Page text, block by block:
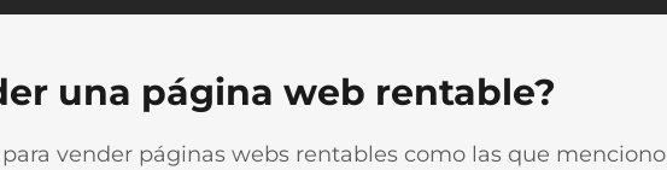
una página web rentable?
vender páginas webs rentables como las que